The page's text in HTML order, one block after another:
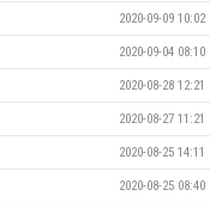
2020-09-09 10:02
2020-09-04 08:10
2020-08-28 12:21
2020-08-27 11:21
2020-08-25 14:11
2020-08-25 08:40